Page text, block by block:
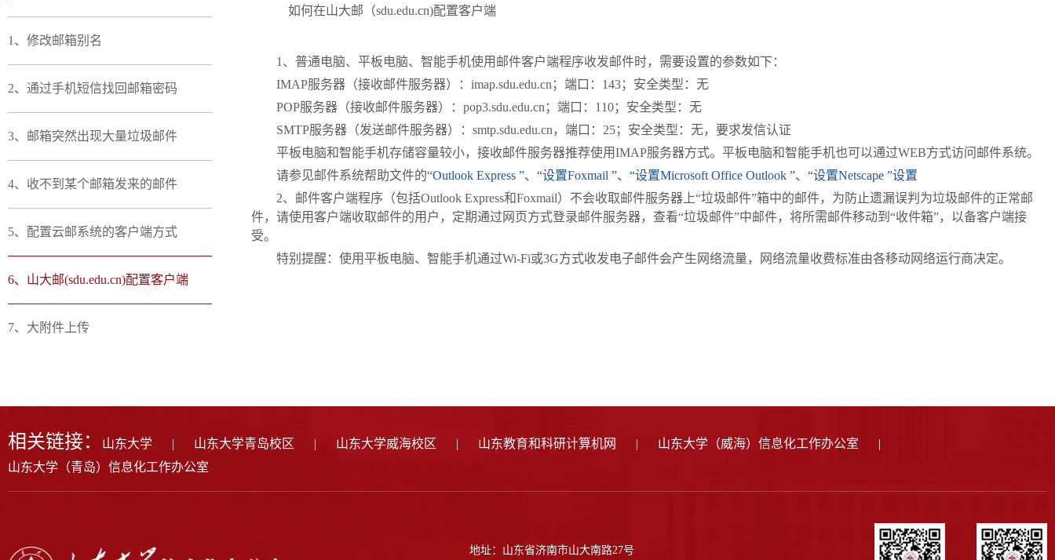
1、修改邮箱别名
2、通过手机短信找回邮箱密码
3、邮箱突然出现大量垃圾邮件
4、收不到某个邮箱发来的邮件
5、配置云邮系统的客户端方式
6、山大邮(sdu.edu.cn)配置客户端
7、大附件上传
如何在山大邮（sdu.edu.cn)配置客户端
1、普通电脑、平板电脑、智能手机使用邮件客户端程序收发邮件时，需要设置的参数如下：
IMAP服务器（接收邮件服务器）：imap.sdu.edu.cn；端口：143；安全类型：无
POP服务器（接收邮件服务器）：pop3.sdu.edu.cn；端口：110；安全类型：无
SMTP服务器（发送邮件服务器）：smtp.sdu.edu.cn，端口：25；安全类型：无，要求发信认证
平板电脑和智能手机存储容量较小，接收邮件服务器推荐使用IMAP服务器方式。平板电脑和智能手机也可以通过WEB方式访问邮件系统。
请参见邮件系统帮助文件的“Outlook Express ”、“设置Foxmail ”、“设置Microsoft Office Outlook ”、“设置Netscape ”设置
2、邮件客户端程序（包括Outlook Express和Foxmail）不会收取邮件服务器上“垃圾邮件”箱中的邮件，为防止遗漏误判为垃圾邮件的正常邮
件，请使用客户端收取邮件的用户，定期通过网页方式登录邮件服务器，查看“垃圾邮件”中邮件，将所需邮件移动到“收件箱”，以备客户端接
受。
特别提醒：使用平板电脑、智能手机通过Wi-Fi或3G方式收发电子邮件会产生网络流量，网络流量收费标准由各移动网络运行商决定。
相关链接： 山东大学 | 山东大学青岛校区 | 山东大学威海校区 | 山东教育和科研计算机网 | 山东大学（威海）信息化工作办公室
|
山东大学（青岛）信息化工作办公室
地址：山东省济南市山大南路27号